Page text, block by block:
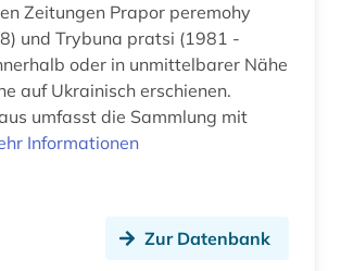
Zeitungen Prapor peremohy
und Trybuna pratsi (1981 -
oder in unmittelbarer Nähe
auf Ukrainisch erschienen.
umfasst die Sammlung mit
Informationen
Zur Datenbank